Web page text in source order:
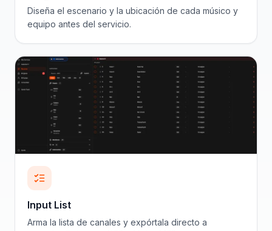
Diseña el escenario y la ubicación de cada músico y
equipo antes del servicio.
Input List
Arma la lista de canales y expórtala directo a